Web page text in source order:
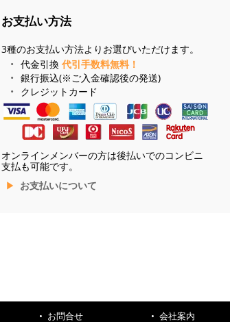
お支払い方法
3種のお支払い方法よりお選びいただけます。
代金引換 代引手数料無料！
銀行振込(※ご入金確認後の発送)
クレジットカード
オンラインメンバーの方は後払いでのコンビニ
支払も可能です。
お支払いについて
お問合せ 会社案内